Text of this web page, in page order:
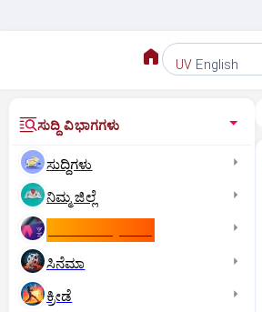
UV English
ಸುದ್ದಿ ವಿಭಾಗಗಳು
ಸುದ್ದಿಗಳು
ನಿಮ್ಮ ಜಿಲ್ಲೆ
ಸಿನೆಮಾ
ಕ್ರೀಡೆ